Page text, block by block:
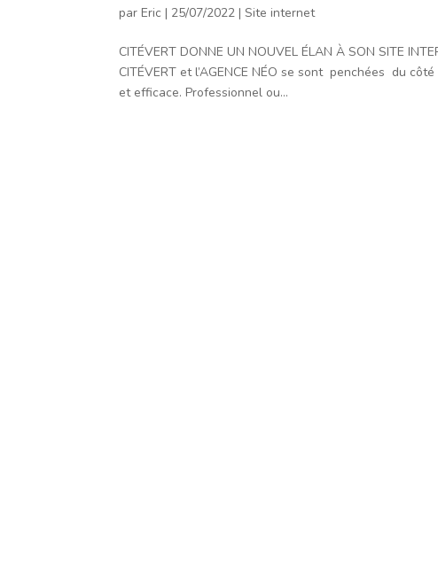
parEric | 25/07/2022 |Site internet
CITÉVERT DONNE UN NOUVEL ÉLAN À SON SITE
CITÉVERT et l’AGENCE NÉO se sont penchées du
et efficace. Professionnel ou...